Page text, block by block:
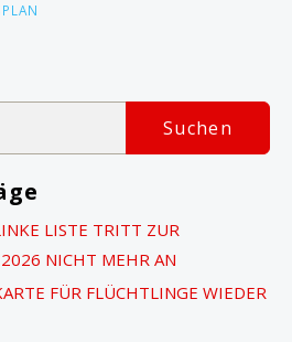
LISTE TRITT ZUR
NICHT MEHR AN
FÜR FLÜCHTLINGE WIEDER